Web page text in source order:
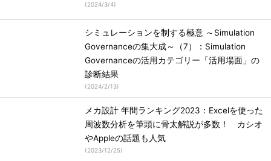
(2024/3/4)
シミュレーションを制する極意 ～Simulation
Governanceの集大成～（7）：Simulation
Governanceの活用カテゴリー「活用場面」の
診断結果
(2024/2/13)
メカ設計 年間ランキング2023：Excelを使った
周波数分析を筆頭に骨太解説が多数！ カシオ
やAppleの話題も人気
(2023/12/25)